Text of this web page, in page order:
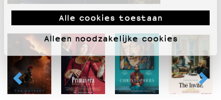
Alle cookies toestaan
Alleen noodzakelijke cookies